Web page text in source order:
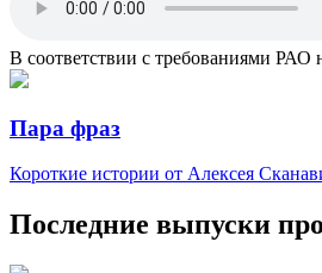
В соответствии с требованиями РАО
Пара фраз
Короткие истории от Алексея
Последние выпуски